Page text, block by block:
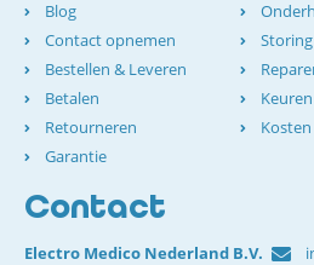
Blog
Contact opnemen
Bestellen & Leveren
Betalen
Retourneren
Garantie
Contact
Electro Medico Nederland B.V.